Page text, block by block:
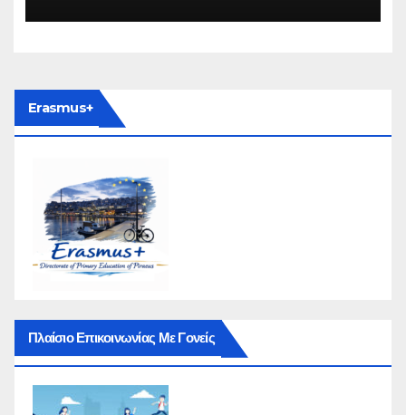
Erasmus+
Πλαίσιο Επικοινωνίας Με Γονείς